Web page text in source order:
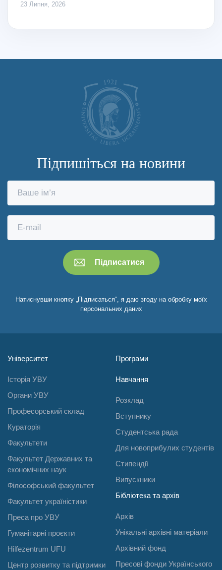
23 Липня, 2026
Підпишіться на новини
Натиснувши кнопку „Підписаться“, я даю згоду на обробку моїх
персональних даних
Університет
Історія УВУ
Органи УВУ
Професорський склад
Кураторія
Факультети
Факультет Державних та
економічних наук
Філософський факультет
Факультет україністики
Преса про УВУ
Гуманітарні проєкти
Hilfezentrum UFU
Центр розвитку та підтримки
Програми
Навчання
Розклад
Вступнику
Студентська рада
Для новоприбулих студентів
Стипендії
Випускники
Бібліотека та архів
Архів
Унікальні архівні матеріали
Архівний фонд
Пресові фонди Українського